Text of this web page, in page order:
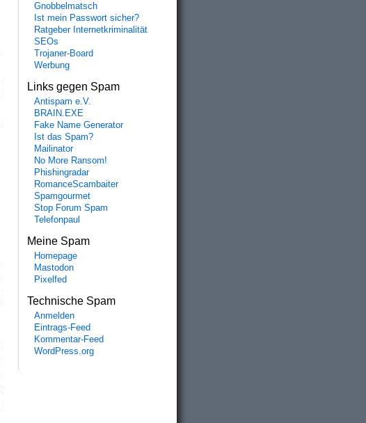
Gnobbelmatsch
Ist mein Passwort sicher?
Ratgeber Internetkriminalität
SEOs
Trojaner-Board
Werbung
Links gegen Spam
Antispam e.V.
BRAIN.EXE
Fake Name Generator
Ist das Spam?
Mailinator
No More Ransom!
Phishingradar
RomanceScambaiter
Spamgourmet
Stop Forum Spam
Telefonpaul
Meine Spam
Homepage
Mastodon
Pixelfed
Technische Spam
Anmelden
Eintrags-Feed
Kommentar-Feed
WordPress.org